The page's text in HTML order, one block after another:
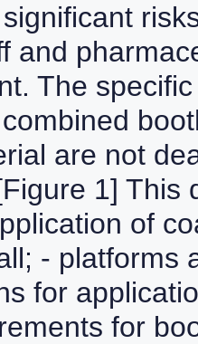
and
The
are not
1] This
of
- platforms
for
for